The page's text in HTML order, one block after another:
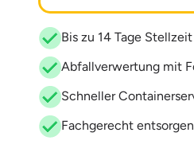
Bis zu 14 Tage
Abfallverwertung mit
Schneller
Fachgerecht